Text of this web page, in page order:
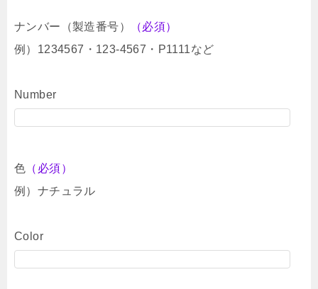
ナンバー（製造番号）
（必須）
例）1234567・123-4567・P1111など
Number
色 （必須）
例）ナチュラル
Color